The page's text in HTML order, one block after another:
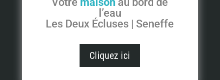
l’eau
Les Deux Écluses | Seneffe
Cliquez ici